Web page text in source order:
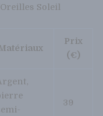
Soleil
Prix
(€)
39